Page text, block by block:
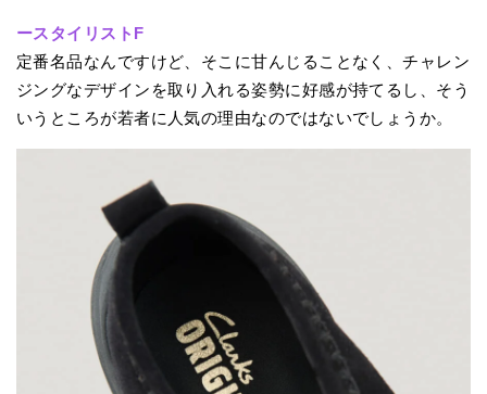
ースタイリストF
定番名品なんですけど、そこに甘んじることなく、チャレン
ジングなデザインを取り入れる姿勢に好感が持てるし、そう
いうところが若者に人気の理由なのではないでしょうか。